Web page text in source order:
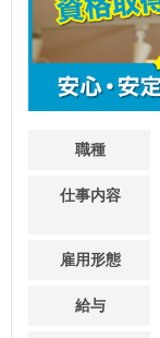
職種
仕事内容
雇用形態
給与